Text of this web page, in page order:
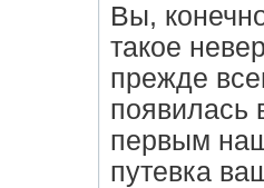
Вы,
такое
прежде
появилась
первым
путевка